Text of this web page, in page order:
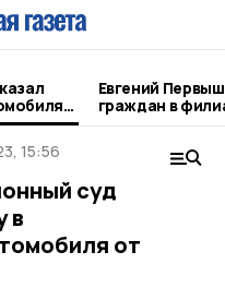
Евгений Первышов
граждан в
Отечества»
15:56
суд
в
от